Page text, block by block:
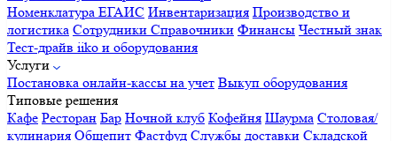
Номенклатура ЕГАИС Инвентаризация Производство и
логистика Сотрудники Справочники Финансы Честный знак
Тест-драйв iiko и оборудования
Услуги
Постановка онлайн-кассы на учет Выкуп оборудования
Типовые решения
Кафе Ресторан Бар Ночной клуб Кофейня Шаурма Столовая/
кулинария Общепит Фастфуд Службы доставки Складской